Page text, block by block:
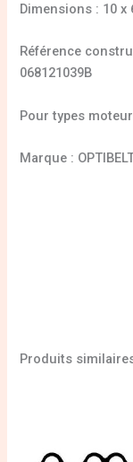
Dimensions : 10 x
Référence
068121039B
Pour types
Marque :
Produits